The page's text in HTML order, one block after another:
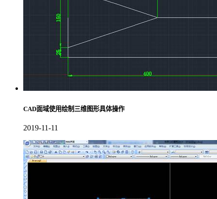
CAD面域使用绘制三维图形具体操作
2019-11-11